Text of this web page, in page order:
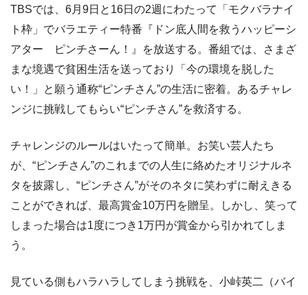
TBSでは、6月9日と16日の2週にわたって「モクバラナイ
ト枠」でバラエティー特番『ドン底人間を救うハッピーシ
アター ピンチさーん！』を放送する。番組では、さまざ
まな境遇で貧困生活を送っており「今の環境を脱した
い！」と願う通称“ピンチさん”の生活に密着。あるチャレ
ンジに挑戦してもらい“ピンチさん”を救済する。
チャレンジのルールはいたって簡単。お笑い芸人たち
が、“ピンチさん”のこれまでの人生に絡めたオリジナルネ
タを披露し、“ピンチさん”がそのネタに笑わずに耐えきる
ことができれば、最高賞金10万円を贈呈。しかし、笑って
しまった場合は1度につき1万円が賞金から引かれてしま
う。
見ている側もハラハラしてしまう挑戦を、小峠英二（バイ